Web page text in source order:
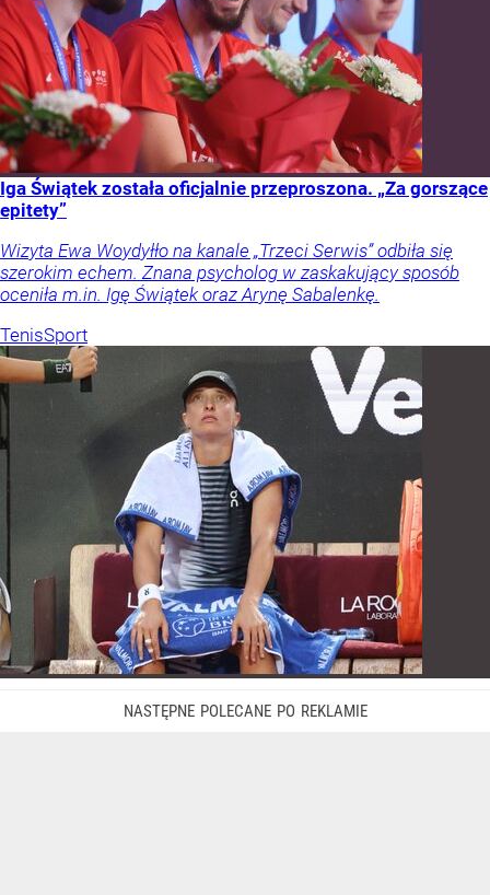
Iga Świątek została oficjalnie przeproszona. „Za gorszące
epitety”
Wizyta Ewa Woydyłło na kanale „Trzeci Serwis” odbiła się
szerokim echem. Znana psycholog w zaskakujący sposób
oceniła m.in. Igę Świątek oraz Arynę Sabalenkę.
TenisSport